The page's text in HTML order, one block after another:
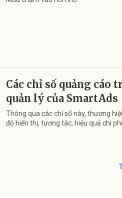
Các chỉ số quảng cáo
quản lý của SmartAds
Thông qua các chỉ số này, thương
độ hiển thị, tương tác, hiệu quả chi